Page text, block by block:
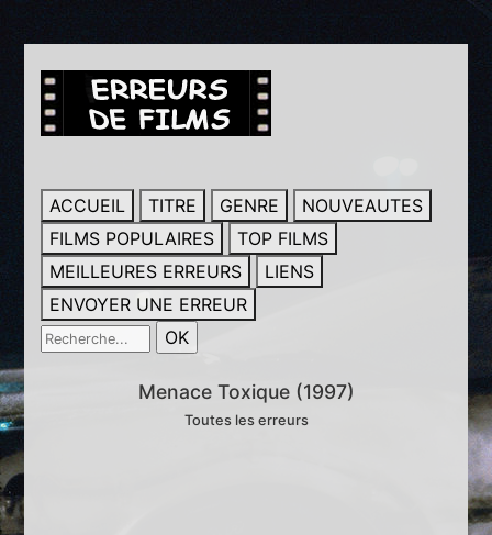
ACCUEIL TITRE GENRE
NOUVEAUTES
FILMS POPULAIRES
TOP FILMS
MEILLEURES ERREURS
LIENS
ENVOYER UNE ERREUR
Menace Toxique (1997)
Toutes les erreurs